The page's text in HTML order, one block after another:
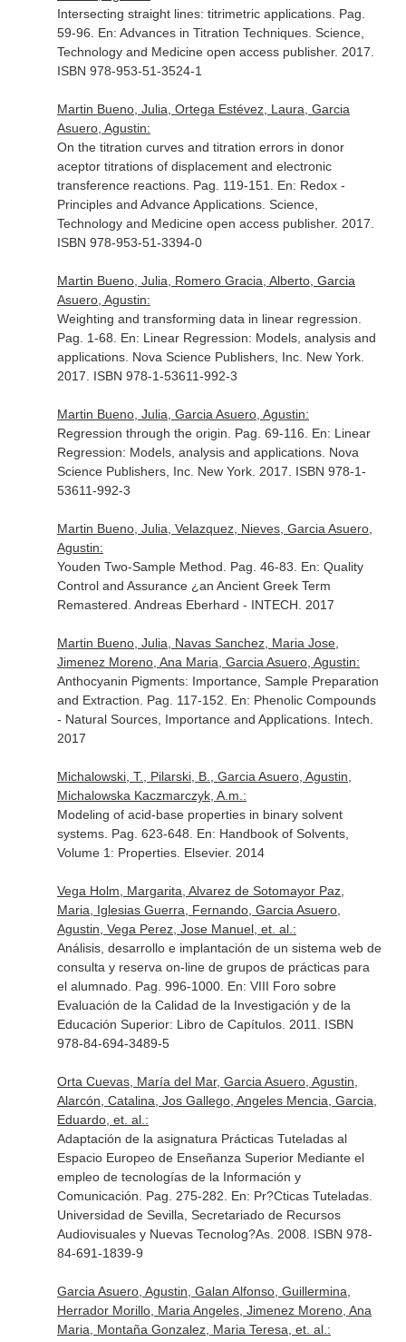
Intersecting straight lines: titrimetric applications. Pag.
59-96. En: Advances in Titration Techniques. Science,
Technology and Medicine open access publisher. 2017.
ISBN 978-953-51-3524-1
Martin Bueno, Julia, Ortega Estévez, Laura, Garcia
Asuero, Agustin:
On the titration curves and titration errors in donor
aceptor titrations of displacement and electronic
transference reactions. Pag. 119-151. En: Redox -
Principles and Advance Applications. Science,
Technology and Medicine open access publisher. 2017.
ISBN 978-953-51-3394-0
Martin Bueno, Julia, Romero Gracia, Alberto, Garcia
Asuero, Agustin:
Weighting and transforming data in linear regression.
Pag. 1-68. En: Linear Regression: Models, analysis and
applications. Nova Science Publishers, Inc. New York.
2017. ISBN 978-1-53611-992-3
Martin Bueno, Julia, Garcia Asuero, Agustin:
Regression through the origin. Pag. 69-116. En: Linear
Regression: Models, analysis and applications. Nova
Science Publishers, Inc. New York. 2017. ISBN 978-1-
53611-992-3
Martin Bueno, Julia, Velazquez, Nieves, Garcia Asuero,
Agustin:
Youden Two-Sample Method. Pag. 46-83. En: Quality
Control and Assurance ¿an Ancient Greek Term
Remastered . Andreas Eberhard - INTECH. 2017
Martin Bueno, Julia, Navas Sanchez, Maria Jose,
Jimenez Moreno, Ana Maria, Garcia Asuero, Agustin:
Anthocyanin Pigments: Importance, Sample Preparation
and Extraction. Pag. 117-152. En: Phenolic Compounds
- Natural Sources, Importance and Applications. Intech.
2017
Michalowski, T., Pilarski, B., Garcia Asuero, Agustin,
Michalowska Kaczmarczyk, A.m.:
Modeling of acid-base properties in binary solvent
systems. Pag. 623-648. En: Handbook of Solvents,
Volume 1: Properties. Elsevier. 2014
Vega Holm, Margarita, Alvarez de Sotomayor Paz,
Maria, Iglesias Guerra, Fernando, Garcia Asuero,
Agustin, Vega Perez, Jose Manuel, et. al.:
Análisis, desarrollo e implantación de un sistema web de
consulta y reserva on-line de grupos de prácticas para
el alumnado. Pag. 996-1000. En: VIII Foro sobre
Evaluación de la Calidad de la Investigación y de la
Educación Superior: Libro de Capítulos. 2011. ISBN
978-84-694-3489-5
Orta Cuevas, María del Mar, Garcia Asuero, Agustin,
Alarcón, Catalina, Jos Gallego, Angeles Mencia, Garcia,
Eduardo, et. al.:
Adaptación de la asignatura Prácticas Tuteladas al
Espacio Europeo de Enseñanza Superior Mediante el
empleo de tecnologías de la Información y
Comunicación. Pag. 275-282. En: Pr?Cticas Tuteladas.
Universidad de Sevilla, Secretariado de Recursos
Audiovisuales y Nuevas Tecnolog?As. 2008. ISBN 978-
84-691-1839-9
Garcia Asuero, Agustin, Galan Alfonso, Guillermina,
Herrador Morillo, Maria Angeles, Jimenez Moreno, Ana
Maria, Montaña Gonzalez, Maria Teresa, et. al.: